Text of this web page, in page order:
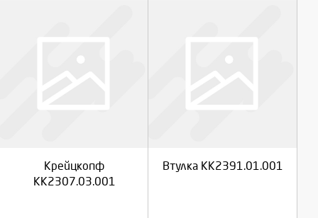
Крейцкопф
КК2307.03.001
Отмена
Втулка КК2391.01.001